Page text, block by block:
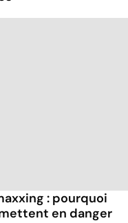
: pourquoi
en danger